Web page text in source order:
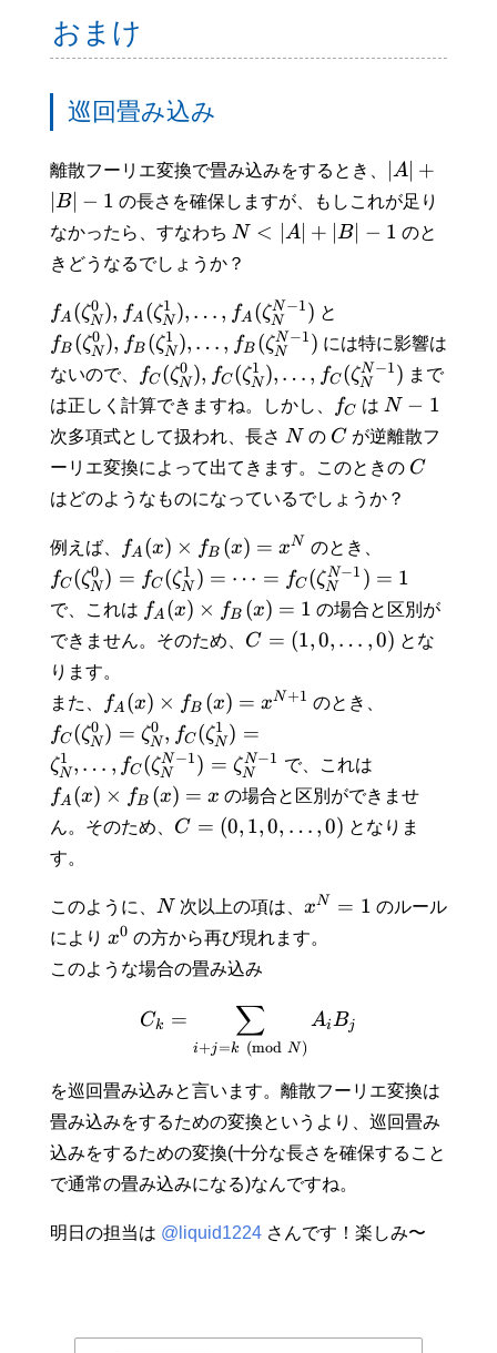
おまけ
巡回畳み込み
離散フーリエ変換で畳み込みをするとき、 A∣ +
B∣ − 1 の長さを確保しますが、もしこれが足り
なかったら、すなわち N < A∣ + ∣B − 1 のと
きどうなるでしょうか？
fA (ζN
0 ), fA (ζN
1 ), … , fA (ζN
N−1) と
fB (ζN
0 ), fB (ζN
1 ), … , fB (ζN
N−1) には特に影響は
ないので、
fC (ζN
0 ), fC (ζN
1 ), … , fC (ζN
N−1) まで
は正しく計算できますね。しかし、
fC は N − 1
次多項式として扱われ、長さ N の C が逆離散フ
ーリエ変換によって出てきます。このときの C
はどのようなものになっているでしょうか？
例えば、 fA (x) × fB (x) = xN のとき、
fC (ζN
0 ) = fC (ζN
1 ) = ⋯ = fC (ζN
N−1 ) = 1
で、これは fA (x) × fB (x) = 1 の場合と区別が
できません。そのため、 C = (1,0, … ,0) とな
ります。
また、
fA (x) × fB (x) = xN+1 のとき、
fC (ζN
0 ) = ζN
0 , fC (ζN
1 ) =
ζN
1 , … , fC (ζN
N−1) = ζN
N−1 で、これは
fA (x) × fB (x) = x の場合と区別ができませ
ん。そのため、 C = (0, 1,0, … ,0) となりま
す。
このように、 N 次以上の項は、 xN = 1 のルール
により x0 の方から再び現れます。
このような場合の畳み込み
Ck =
i+j=k (mod N)
∑ AiBj
を巡回畳み込みと言います。離散フーリエ変換は
畳み込みをするための変換というより、巡回畳み
込みをするための変換(十分な長さを確保すること
で通常の畳み込みになる)なんですね。
明日の担当は @liquid1224さんです！楽しみ〜